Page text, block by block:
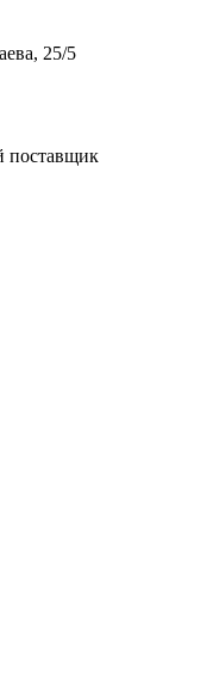
25/5
поставщик